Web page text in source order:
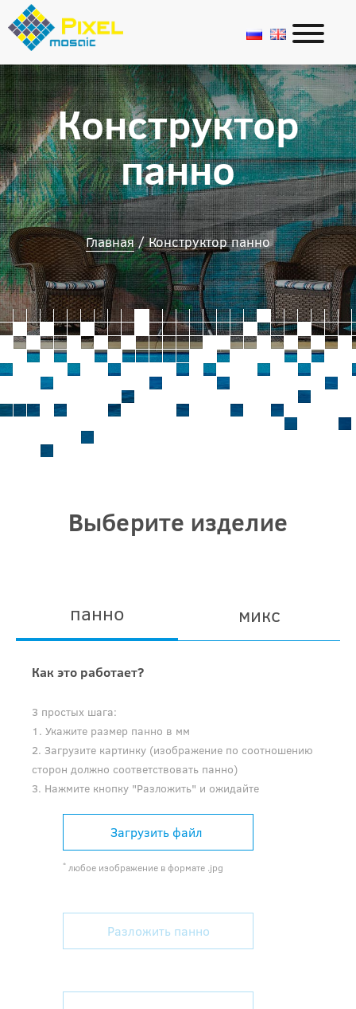
Конструктор панно
Конструктор
панно
Главная/Конструктор панно
Выберите изделие
панно микс
Загрузить файл
* любое изображение в формате .jpg
Разложить панно
Как это работает?
3 простых шага:
1. Укажите размер панно в мм
2. Загрузите картинку (изображение по соотношению
сторон должно соответствовать панно)
3. Нажмите кнопку "Разложить" и ожидайте